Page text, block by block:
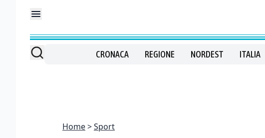
CRONACA REGIONE NORDEST ITALIA
Home Sport